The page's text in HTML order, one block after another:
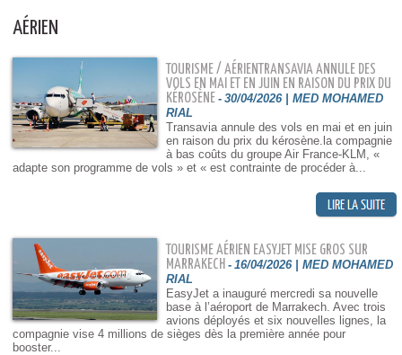
AÉRIEN
TOURISME / AÉRIENTRANSAVIA ANNULE DES
VOLS EN MAI ET EN JUIN EN RAISON DU PRIX DU
KÉROSÈNE - 30/04/2026 | MED MOHAMED
RIAL
Transavia annule des vols en mai et en juin
en raison du prix du kérosène.la compagnie
à bas coûts du groupe Air France-KLM, «
adapte son programme de vols » et « est contrainte de procéder à...
TOURISME AÉRIEN EASYJET MISE GROS SUR
MARRAKECH - 16/04/2026 | MED MOHAMED
RIAL
EasyJet a inauguré mercredi sa nouvelle
base à l’aéroport de Marrakech. Avec trois
avions déployés et six nouvelles lignes, la
compagnie vise 4 millions de sièges dès la première année pour
booster...